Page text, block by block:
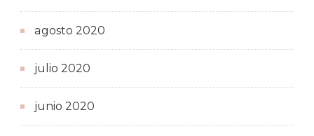
agosto 2020
julio 2020
junio 2020